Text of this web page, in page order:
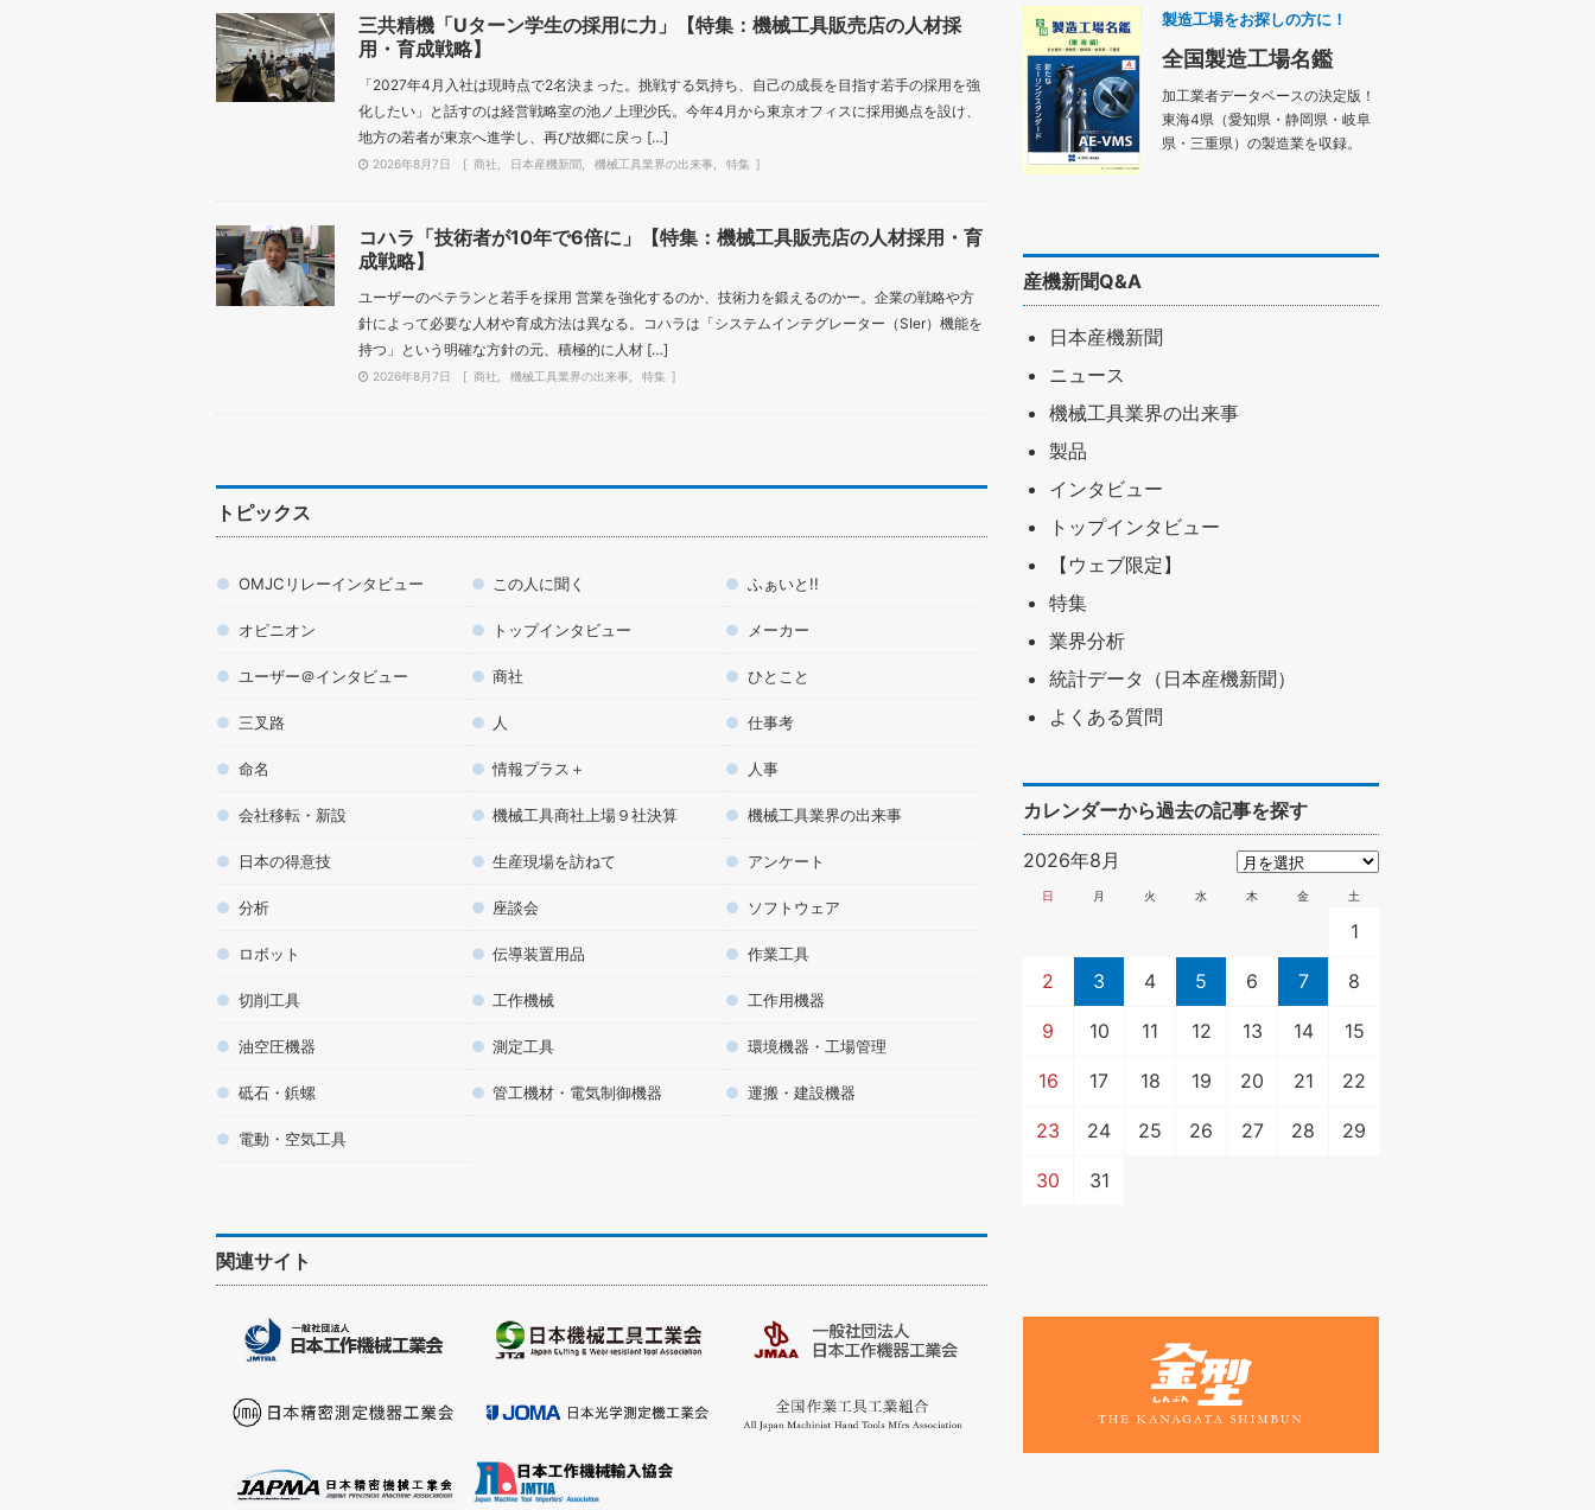
三共精機「Uターン学生の採用に力」【特集：機械工具販売店の人材採
用・育成戦略】
「2027年4月入社は現時点で2名決まった。挑戦する気持ち、自己の成長を目指す若手の採用を強
化したい」と話すのは経営戦略室の池ノ上理沙氏。今年4月から東京オフィスに採用拠点を設け、
地方の若者が東京へ進学し、再び故郷に戻っ […]
2026年8月7日 商社 日本産機新聞 機械工具業界の出来事 特集
コハラ「技術者が10年で6倍に」【特集：機械工具販売店の人材採用・育
成戦略】
ユーザーのベテランと若手を採用 営業を強化するのか、技術力を鍛えるのかー。企業の戦略や方
針によって必要な人材や育成方法は異なる。コハラは「システムインテグレーター（SIer）機能を
持つ」という明確な方針の元、積極的に人材 […]
2026年8月7日 商社 機械工具業界の出来事 特集
トピックス
OMJCリレーインタビュー この人に聞く ふぁいと!!
オピニオン トップインタビュー メーカー
ユーザー＠インタビュー 商社 ひとこと
三叉路 人 仕事考
命名 情報プラス＋ 人事
会社移転・新設 機械工具商社上場９社決算 機械工具業界の出来事
日本の得意技 生産現場を訪ねて アンケート
分析 座談会 ソフトウェア
ロボット 伝導装置用品 作業工具
切削工具 工作機械 工作用機器
油空圧機器 測定工具 環境機器・工場管理
砥石・鋲螺 管工機材・電気制御機器 運搬・建設機器
電動・空気工具
関連サイト
製造工場をお探しの方に！
全国製造工場名鑑
加工業者データベースの決定版！
東海4県（愛知県・静岡県・岐阜
県・三重県）の製造業を収録。
産機新聞Q&A
日本産機新聞
ニュース
機械工具業界の出来事
製品
インタビュー
トップインタビュー
【ウェブ限定】
特集
業界分析
統計データ（日本産機新聞）
よくある質問
カレンダーから過去の記事を探す
2026年8月
日 月 火 水 木 金 土
1
2 3 4 5 6 7 8
9 10 11 12 13 14 15
16 17 18 19 20 21 22
23 24 25 26 27 28 29
30 31